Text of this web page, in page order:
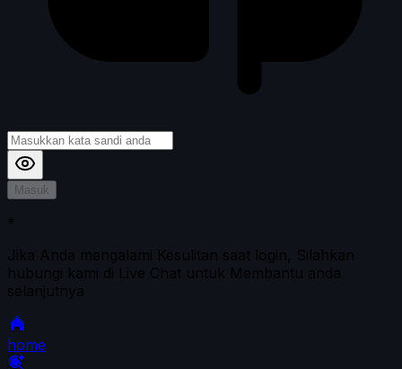
Masuk
*
Jika Anda mengalami Kesulitan saat login, Silahkan
hubungi kami di Live Chat untuk Membantu anda
selanjutnya
home